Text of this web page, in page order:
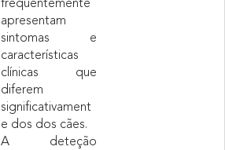
frequentemente
apresentam
sintomas e
características
clínicas que
diferem
significativament
e dos dos cães.
A deteção